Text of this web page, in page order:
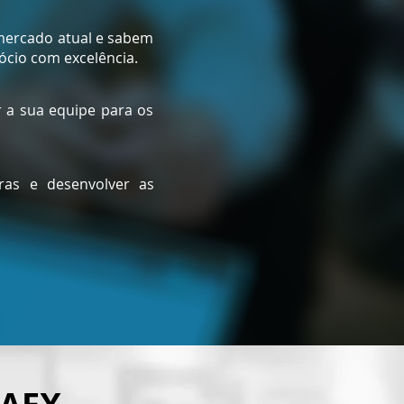
atual e sabem
com excelência.
sua equipe para os
e desenvolver as